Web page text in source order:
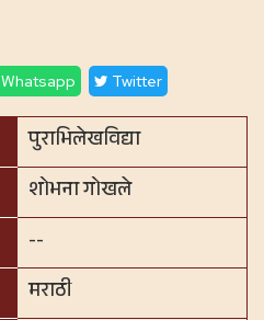
Whatsapp Twitter
पुराभिलेखविद्या
शोभना गोखले
--
मराठी